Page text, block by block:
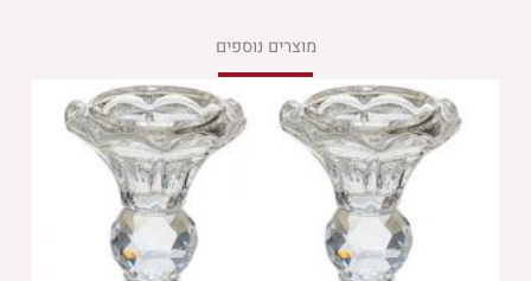
מוצרים נוספים